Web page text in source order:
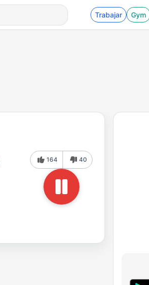
Trabajar Gym
164 40